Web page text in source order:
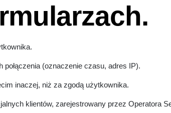
(oznaczenie czasu, adres IP).
inaczej, niż za zgodą użytkownika.
klientów, zarejestrowany przez Operatora